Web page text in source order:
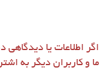
اگر اطلاعات یا دیدگاهی
ما و کاربران دیگر به